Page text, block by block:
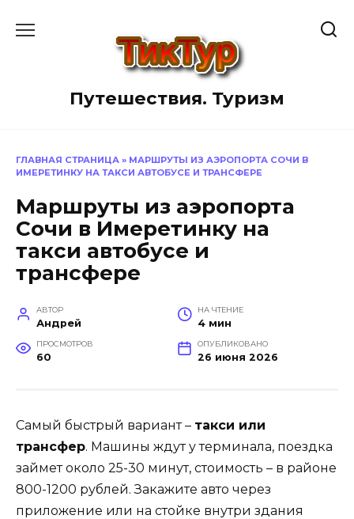
Путешествия. Туризм
ГЛАВНАЯ СТРАНИЦА » МАРШРУТЫ ИЗ АЭРОПОРТА СОЧИ В
ИМЕРЕТИНКУ НА ТАКСИ АВТОБУСЕ И ТРАНСФЕРЕ
Маршруты из аэропорта
Сочи в Имеретинку на
такси автобусе и
трансфере
АВТОР
Андрей
НА ЧТЕНИЕ
4 мин
ПРОСМОТРОВ
60
ОПУБЛИКОВАНО
26 июня 2026
Самый быстрый вариант – такси или
трансфер. Машины ждут у терминала, поездка
займет около 25-30 минут, стоимость – в районе
800-1200 рублей. Закажите авто через
приложение или на стойке внутри здания